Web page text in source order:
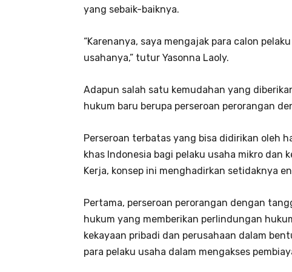
yang sebaik-baiknya.
“Karenanya, saya mengajak para calon
usahanya,” tutur Yasonna Laoly.
Adapun salah satu kemudahan yang
hukum baru berupa perseroan perorangan
Perseroan terbatas yang bisa didirikan oleh
khas Indonesia bagi pelaku usaha mikro dan
Kerja, konsep ini menghadirkan setidaknya
Pertama, perseroan perorangan dengan
hukum yang memberikan perlindungan
kekayaan pribadi dan perusahaan dalam
para pelaku usaha dalam mengakses